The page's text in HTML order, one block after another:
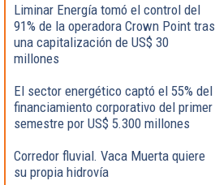
Liminar Energía tomó el control del
91% de la operadora Crown Point tras
una capitalización de US$ 30
millones
El sector energético captó el 55% del
financiamiento corporativo del primer
semestre por US$ 5.300 millones
Corredor fluvial. Vaca Muerta quiere
su propia hidrovía